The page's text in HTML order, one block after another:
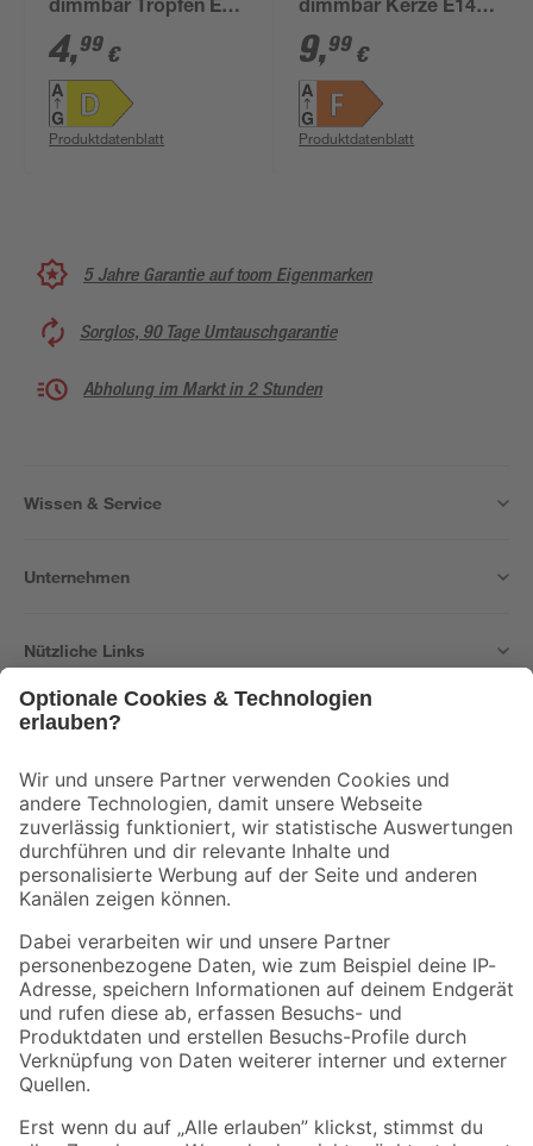
dimmbar Tropfen E14
5,9 W 806 lm
warmweiß
4,99 €
Produktdatenblatt
dimmbar Kerze E14 5
W 470 lm warmweiß
9,99 €
Produktdatenblatt
5 Jahre Garantie auf toom Eigenmarken
Sorglos, 90 Tage Umtauschgarantie
Abholung im Markt in 2 Stunden
Wissen & Service
Unternehmen
Nützliche Links
Der toom Newsletter: Keine Angebote und Aktionen mehr verpassen!
Zur Newsletter Anmeldung
Folge uns
Zahlungsarten Versandarten
Sicher einkaufen